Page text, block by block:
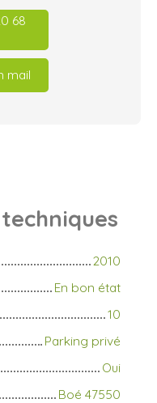
68
mail
techniques
2010
En bon état
10
Parking privé
Oui
Boé 47550